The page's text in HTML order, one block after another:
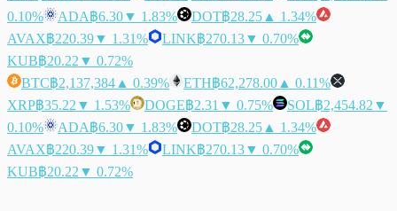
0.10%
ADA฿6.30▼ 1.83% DOT฿28.25 ▲ 1.34%
AVAX฿220.39▼ 1.31% LINK฿270.13▼ 0.70%
KUB฿20.22 ▼ 0.72%
BTC฿2,137,384 ▲ 0.39% ETH฿62,278.00 ▲ 0.11%
XRP฿35.22 ▼ 1.53% DOGE฿2.31 ▼ 0.75% SOL฿2,454.82 ▼
0.10%
ADA฿6.30▼ 1.83% DOT฿28.25 ▲ 1.34%
AVAX฿220.39▼ 1.31% LINK฿270.13▼ 0.70%
KUB฿20.22 ▼ 0.72%